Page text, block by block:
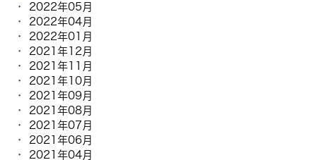
2022年05月
2022年04月
2022年01月
2021年12月
2021年11月
2021年10月
2021年09月
2021年08月
2021年07月
2021年06月
2021年04月